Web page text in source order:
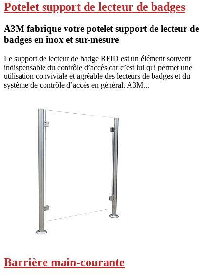
Potelet support de lecteur de badges
A3M fabrique votre potelet support de lecteur de
badges en inox et sur-mesure
Le support de lecteur de badge RFID est un élément souvent
indispensable du contrôle d’accès car c’est lui qui permet une
utilisation conviviale et agréable des lecteurs de badges et du
système de contrôle d’accès en général. A3M...
Barrière main-courante